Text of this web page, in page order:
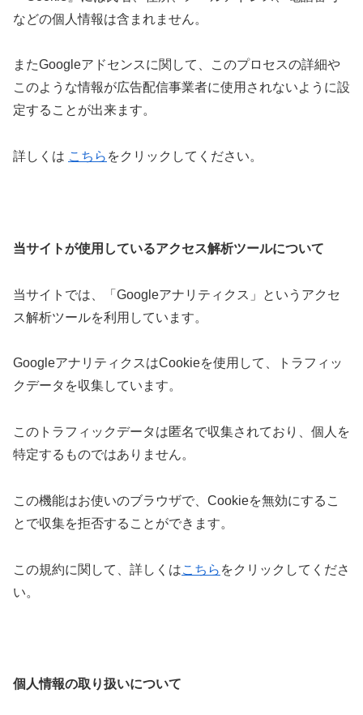
などの個人情報は含まれません。
またGoogleアドセンスに関して、このプロセスの詳細や
このような情報が広告配信事業者に使用されないように設
定することが出来ます。
詳しくは こちら をクリックしてください。
当サイトが使用しているアクセス解析ツールについて
当サイトでは、「Googleアナリティクス」というアクセ
ス解析ツールを利用しています。
GoogleアナリティクスはCookieを使用して、トラフィッ
クデータを収集しています。
このトラフィックデータは匿名で収集されており、個人を
特定するものではありません。
この機能はお使いのブラウザで、Cookieを無効にするこ
とで収集を拒否することができます。
この規約に関して、詳しくはこちら をクリックしてくださ
い。
個人情報の取り扱いについて